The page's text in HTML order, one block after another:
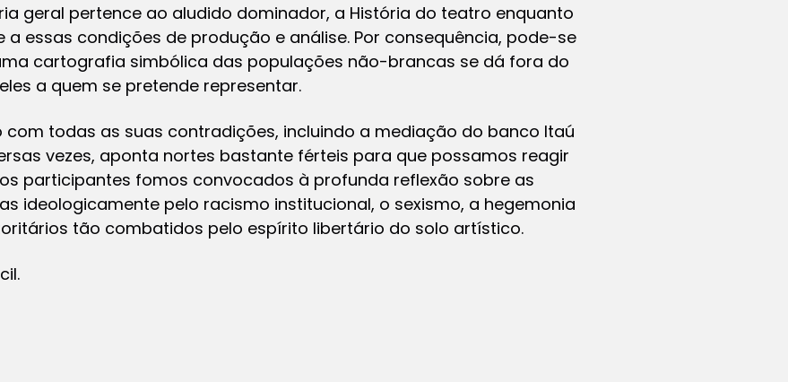
geral pertence ao aludido dominador, a História do teatro enquanto
essas condições de produção e análise. Por consequência, pode-se
cartografia simbólica das populações não-brancas se dá fora do
a quem se pretende representar.
com todas as suas contradições, incluindo a mediação do banco Itaú
vezes, aponta nortes bastante férteis para que possamos reagir
participantes fomos convocados à profunda reflexão sobre as
ideologicamente pelo racismo institucional, o sexismo, a hegemonia
tão combatidos pelo espírito libertário do solo artístico.